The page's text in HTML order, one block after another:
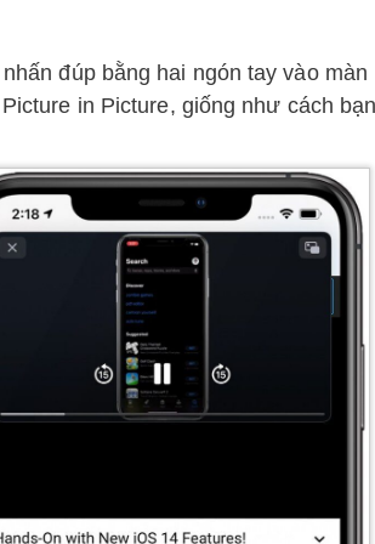
đúp bằng hai ngón tay vào màn
in Picture, giống như cách